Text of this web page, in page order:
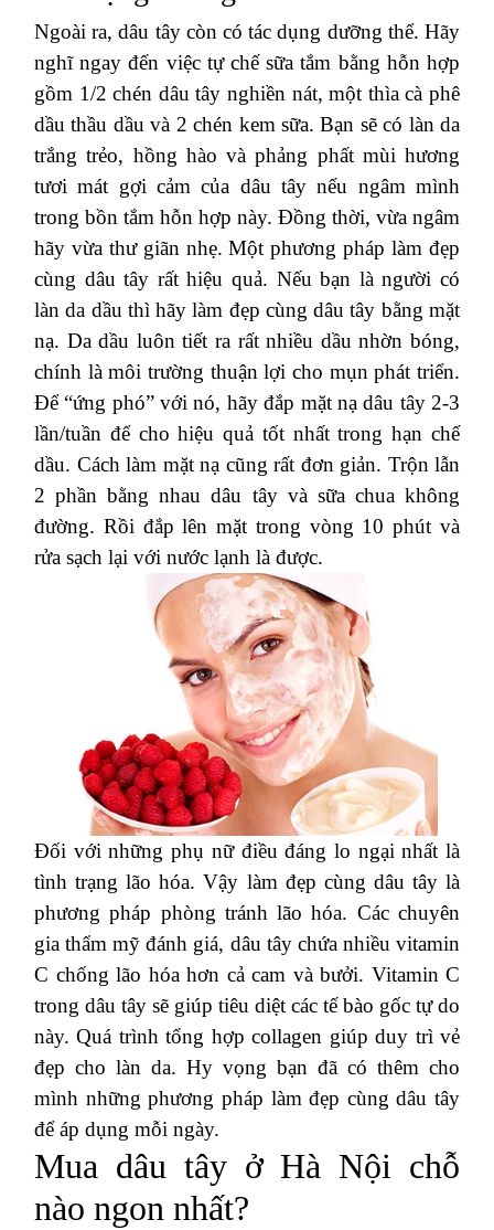
Ngoài ra, dâu tây còn có tác dụng dưỡng thể. Hãy
nghĩ ngay đến việc tự chế sữa tắm bằng hỗn hợp
gồm 1/2 chén dâu tây nghiền nát, một thìa cà phê
dầu thầu dầu và 2 chén kem sữa. Bạn sẽ có làn da
trắng trẻo, hồng hào và phảng phất mùi hương
tươi mát gợi cảm của dâu tây nếu ngâm mình
trong bồn tắm hỗn hợp này. Đồng thời, vừa ngâm
hãy vừa thư giãn nhẹ. Một phương pháp làm đẹp
cùng dâu tây rất hiệu quả. Nếu bạn là người có
làn da dầu thì hãy làm đẹp cùng dâu tây bằng mặt
nạ. Da dầu luôn tiết ra rất nhiều dầu nhờn bóng,
chính là môi trường thuận lợi cho mụn phát triển.
Để “ứng phó” với nó, hãy đắp mặt nạ dâu tây 2-3
lần/tuần để cho hiệu quả tốt nhất trong hạn chế
dầu. Cách làm mặt nạ cũng rất đơn giản. Trộn lẫn
2 phần bằng nhau dâu tây và sữa chua không
đường. Rồi đắp lên mặt trong vòng 10 phút và
rửa sạch lại với nước lạnh là được.
Đối với những phụ nữ điều đáng lo ngại nhất là
tình trạng lão hóa. Vậy làm đẹp cùng dâu tây là
phương pháp phòng tránh lão hóa. Các chuyên
gia thẩm mỹ đánh giá, dâu tây chứa nhiều vitamin
C chống lão hóa hơn cả cam và bưởi. Vitamin C
trong dâu tây sẽ giúp tiêu diệt các tế bào gốc tự do
này. Quá trình tổng hợp collagen giúp duy trì vẻ
đẹp cho làn da. Hy vọng bạn đã có thêm cho
mình những phương pháp làm đẹp cùng dâu tây
để áp dụng mỗi ngày.
Mua dâu tây ở Hà Nội chỗ
nào ngon nhất?